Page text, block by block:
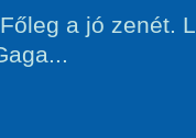
a jó zenét.